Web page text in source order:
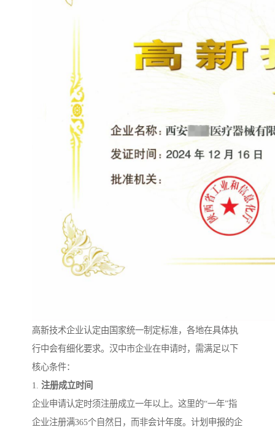
高新技术企业认定由国家统一制定标准，各地在具体执
行中会有细化要求。汉中市企业在申请时，需满足以下
核心条件：
1. 注册成立时间
企业申请认定时须注册成立一年以上。这里的“一年”指
企业注册满365个自然日，而非会计年度。计划申报的企